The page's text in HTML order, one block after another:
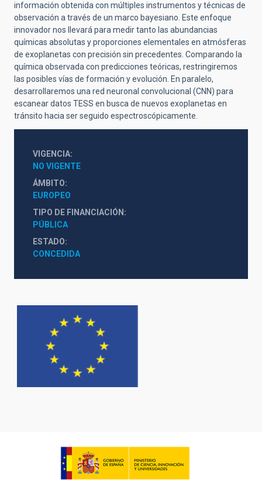
información obtenida con múltiples instrumentos y técnicas de
observación a través de un marco bayesiano. Este enfoque
innovador nos llevará para medir tanto las abundancias
químicas absolutas y proporciones elementales en atmósferas
de exoplanetas con precisión sin precedentes. Comparando la
química observada con predicciones teóricas, restringiremos
las posibles vías de formación y evolución. En paralelo,
desarrollaremos una red neuronal convolucional (CNN) para
escanear datos TESS en busca de nuevos exoplanetas en
tránsito hacia ser seguido espectroscópicamente.
VIGENCIA
NO VIGENTE
ÁMBITO
EUROPEO
TIPO DE FINANCIACIÓN
PÚBLICA
ESTADO
CONCEDIDA